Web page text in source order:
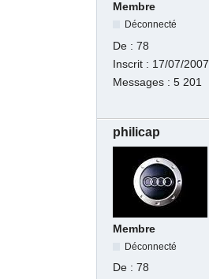
Membre
Déconnecté
De :78
Inscrit : 17/07/2007
Messages :5 201
philicap
Membre
Déconnecté
De :78